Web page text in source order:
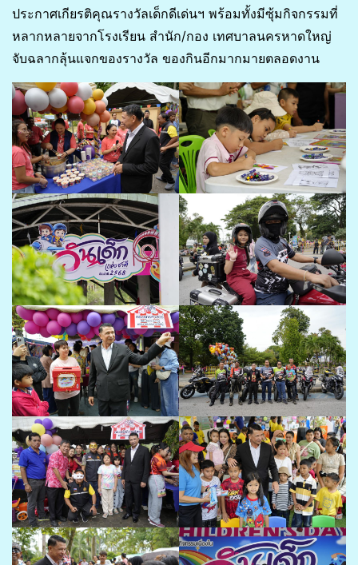
ประกาศเกียรติคุณรางวัลเด็กดีเด่นฯ พร้อมทั้งมีซุ้มกิจกรรมที่
หลากหลายจากโรงเรียน สำนัก/กอง เทศบาลนครหาดใหญ่
จับฉลากลุ้นแจกของรางวัล ของกินอีกมากมายตลอดงาน